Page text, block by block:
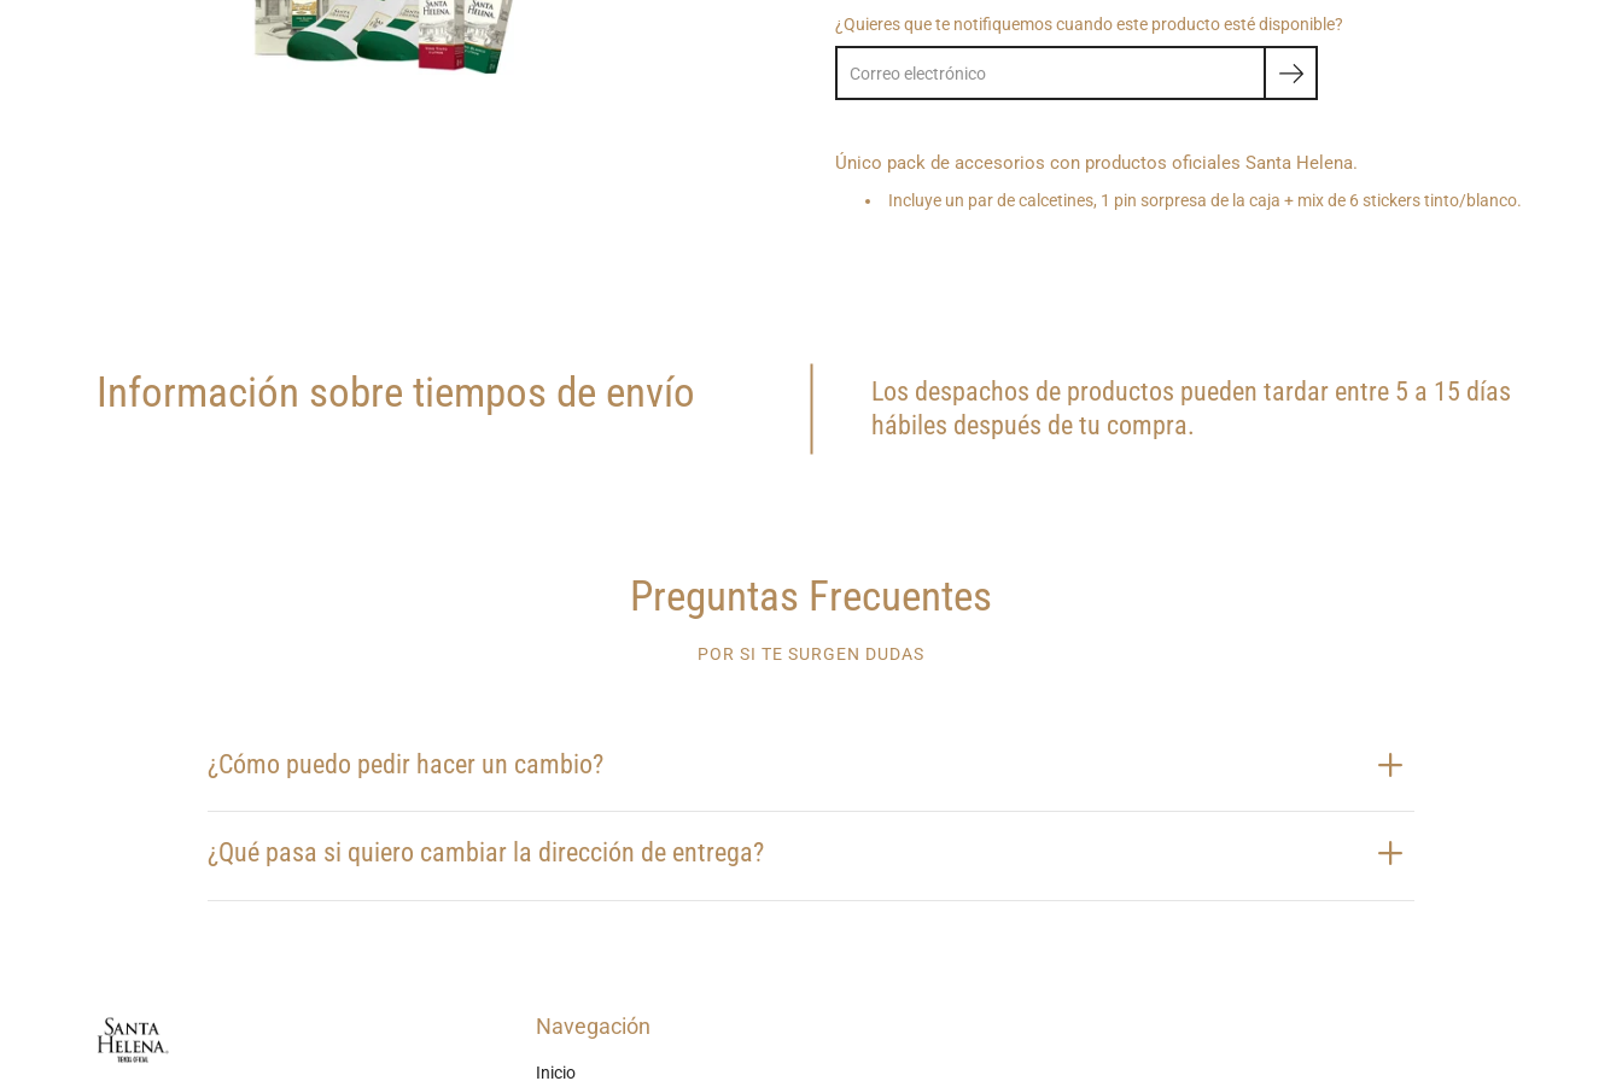
¿Quieres que te notifiquemos cuando este producto esté disponible?
Único pack de accesorios con productos oficiales Santa Helena.
Incluye un par de calcetines, 1 pin sorpresa de la caja + mix de 6 stickers tinto/blanco.
Información sobre tiempos de envío
Los despachos de productos pueden tardar entre 5 a 15 días
hábiles después de tu compra.
Preguntas Frecuentes
POR SI TE SURGEN DUDAS
¿Cómo puedo pedir hacer un cambio?
¿Qué pasa si quiero cambiar la dirección de entrega?
Navegación
Inicio